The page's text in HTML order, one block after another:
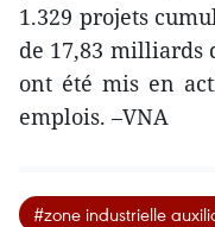
1.329 projets
de 17,83 milliards
ont été mis en
emplois. –VNA
#zone industrielle